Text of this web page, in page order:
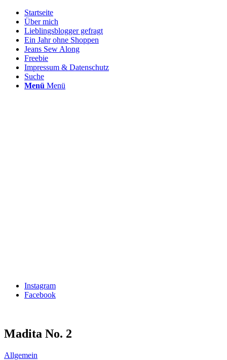
Startseite
Über mich
Lieblingsblogger gefragt
Ein Jahr ohne Shoppen
Jeans Sew Along
Freebie
Impressum & Datenschutz
Suche
Menü Menü
Instagram
Facebook
Madita No. 2
Allgemein